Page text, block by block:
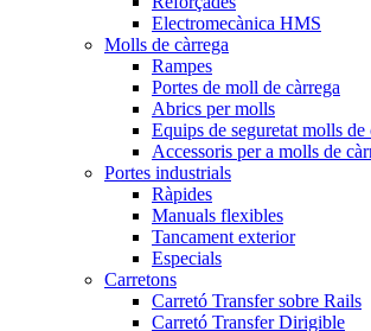
Electromecànica HMS
Molls de càrrega
Rampes
Portes de moll de càrrega
Abrics per molls
Equips de seguretat molls de
Accessoris per a molls de
Portes industrials
Ràpides
Manuals flexibles
Tancament exterior
Especials
Carretons
Carretó Transfer sobre Rails
Carretó Transfer Dirigible